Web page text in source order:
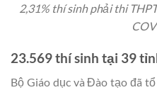
2,31% thí sinh phải thi
23.569 thí sinh tại 39
Bộ Giáo dục và Đào tạo đã